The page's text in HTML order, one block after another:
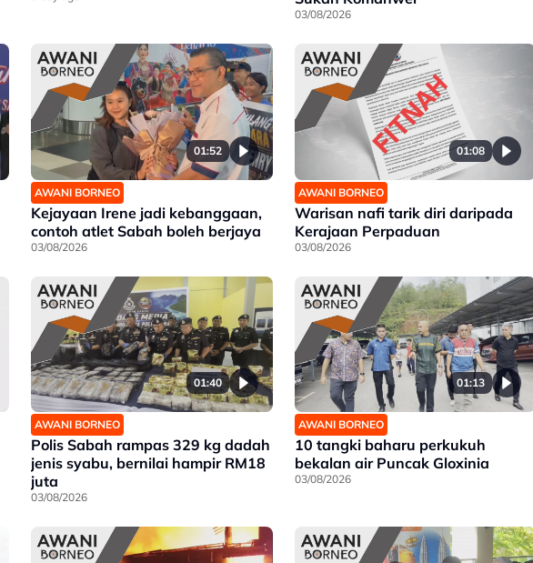
03/08/2026
01:52
AWANI BORNEO
Kejayaan Irene jadi kebanggaan,
contoh atlet Sabah boleh berjaya
03/08/2026
01:08
AWANI BORNEO
Warisan nafi tarik diri daripada
Kerajaan Perpaduan
03/08/2026
01:40
AWANI BORNEO
Polis Sabah rampas 329 kg dadah
jenis syabu, bernilai hampir RM18
juta
03/08/2026
01:13
AWANI BORNEO
10 tangki baharu perkukuh
bekalan air Puncak Gloxinia
03/08/2026